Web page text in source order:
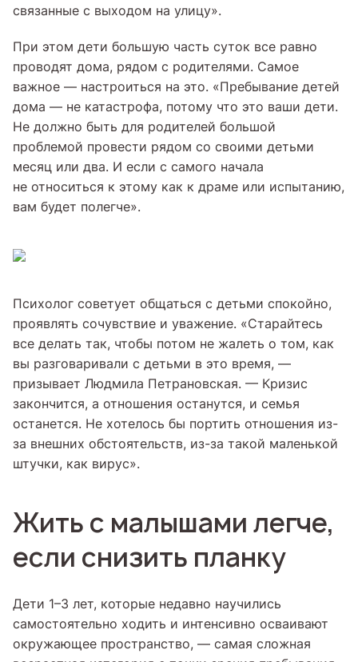
связанные с выходом на улицу».
При этом дети большую часть суток все равно
проводят дома, рядом с родителями. Самое
важное — настроиться на это. «Пребывание детей
дома — не катастрофа, потому что это ваши дети.
Не должно быть для родителей большой
проблемой провести рядом со своими детьми
месяц или два. И если с самого начала
не относиться к этому как к драме или испытанию,
вам будет полегче».
Психолог советует общаться с детьми спокойно,
проявлять сочувствие и уважение. «Старайтесь
все делать так, чтобы потом не жалеть о том, как
вы разговаривали с детьми в это время, —
призывает Людмила Петрановская. — Кризис
закончится, а отношения останутся, и семья
останется. Не хотелось бы портить отношения из-
за внешних обстоятельств, из-за такой маленькой
штучки, как вирус».
Жить с малышами легче,
если снизить планку
Дети 1–3 лет, которые недавно научились
самостоятельно ходить и интенсивно осваивают
окружающее пространство, — самая сложная